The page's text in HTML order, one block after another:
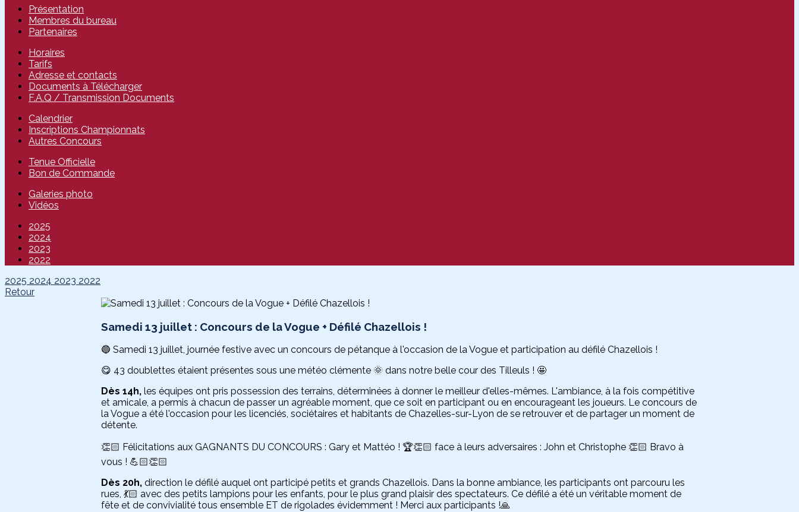
Présentation
Membres du bureau
Partenaires
Horaires
Tarifs
Adresse et contacts
Documents à Télécharger
F.A.Q / Transmission Documents
Calendrier
Inscriptions Championnats
Autres Concours
Tenue Officielle
Bon de Commande
Galeries photo
Vidéos
2025
2024
2023
2022
2025 2024 2023 2022
Retour
Samedi 13 juillet : Concours de la Vogue + Défilé Chazellois !
🔵 Samedi 13 juillet, journée festive avec un concours de pétanque à l'occasion de la Vogue et participation au défilé Chazellois !
😋 43 doublettes étaient présentes sous une météo clémente 🌞 dans notre belle cour des Tilleuls ! 🤩
Dès 14h, les équipes ont pris possession des terrains, déterminées à donner le meilleur d'elles-mêmes. L'ambiance, à la fois compétitive
et amicale, a permis à chacun de passer un agréable moment, que ce soit en participant ou en encourageant les joueurs. Le concours de
la Vogue a été l'occasion pour les licenciés, sociétaires et habitants de Chazelles-sur-Lyon de se retrouver et de partager un moment de
détente.
👏🏻 Félicitations aux GAGNANTS DU CONCOURS : Gary et Mattéo ! 🏆👏🏻 face à leurs adversaires : John et Christophe 👏🏻 Bravo à
vous ! 💪🏻👏🏻
Dès 20h, direction le défilé auquel ont participé petits et grands Chazellois. Dans la bonne ambiance, les participants ont parcouru les
rues, 💃🏻 avec des petits lampions pour les enfants, pour le plus grand plaisir des spectateurs. Ce défilé a été un véritable moment de
fête et de convivialité tous ensemble ET de rigolades évidemment ! Merci aux participants !🙏